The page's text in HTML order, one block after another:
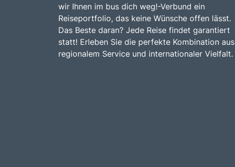
wir Ihnen im bus dich weg!-Verbund ein
Reiseportfolio, das keine Wünsche offen lässt.
Das Beste daran? Jede Reise findet garantiert
statt! Erleben Sie die perfekte Kombination aus
regionalem Service und internationaler Vielfalt.